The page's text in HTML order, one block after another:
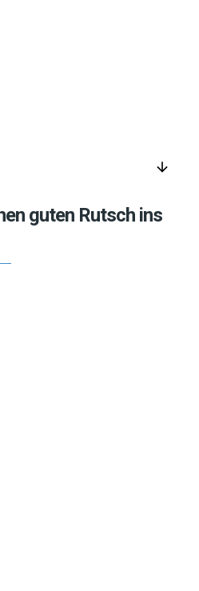
arrow_downward
guten Rutsch ins